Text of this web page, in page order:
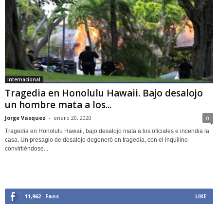
Internacional
Tragedia en Honolulu Hawaii. Bajo desalojo
un hombre mata a los...
Jorge Vasquez - enero 20, 2020 0
Tragedia en Honolulu Hawaii, bajo desalojo mata a los oficiales e incendia la
casa. Un presagio de desalojo degeneró en tragedia, con el inquilino
convirtiéndose...
11,962 Fans LIKE